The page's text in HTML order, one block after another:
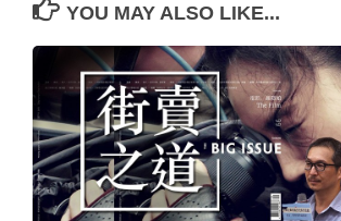
YOU MAY ALSO LIKE...